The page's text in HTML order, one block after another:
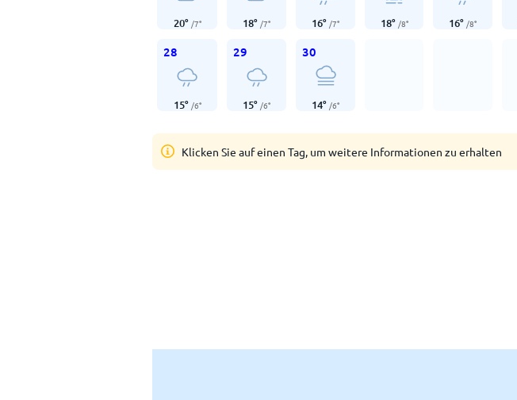
20° /7° 18° /7° 16° /7° 18° /8° 16° /8°
28
15° /6°
29
15° /6°
30
14° /6°
Klicken Sie auf einen Tag, um weitere Informationen zu erhalten